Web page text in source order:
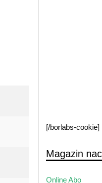
[/borlabs-cookie]
Magazin
Online Abo